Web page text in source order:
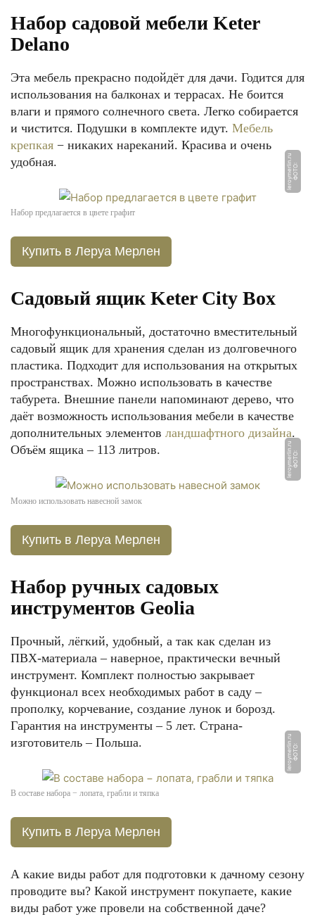
Набор садовой мебели Keter
Delano
Эта мебель прекрасно подойдёт для дачи. Годится для
использования на балконах и террасах. Не боится
влаги и прямого солнечного света. Легко собирается
и чистится. Подушки в комплекте идут. Мебель
крепкая − никаких нареканий. Красива и очень
удобная.
Ф
О
Т
О:
l
e
r
o
y
m
e
rli
n.
r
u
Набор предлагается в цвете графит
Купить в Леруа Мерлен
Садовый ящик Keter City Box
Многофункциональный, достаточно вместительный
садовый ящик для хранения сделан из долговечного
пластика. Подходит для использования на открытых
пространствах. Можно использовать в качестве
табурета. Внешние панели напоминают дерево, что
даёт возможность использования мебели в качестве
дополнительных элементов ландшафтного дизайна.
Объём ящика – 113 литров.
Ф
О
Т
О:
l
e
r
o
y
m
e
rli
n.
r
u
Можно использовать навесной замок
Купить в Леруа Мерлен
Набор ручных садовых
инструментов Geolia
Прочный, лёгкий, удобный, а так как сделан из
ПВХ-материала – наверное, практически вечный
инструмент. Комплект полностью закрывает
функционал всех необходимых работ в саду –
прополку, корчевание, создание лунок и борозд.
Гарантия на инструменты – 5 лет. Страна-
изготовитель – Польша.
Ф
О
Т
О:
l
e
r
o
y
m
e
rli
n.
r
u
В составе набора − лопата, грабли и тяпка
Купить в Леруа Мерлен
А какие виды работ для подготовки к дачному сезону
проводите вы? Какой инструмент покупаете, какие
виды работ уже провели на собственной даче?